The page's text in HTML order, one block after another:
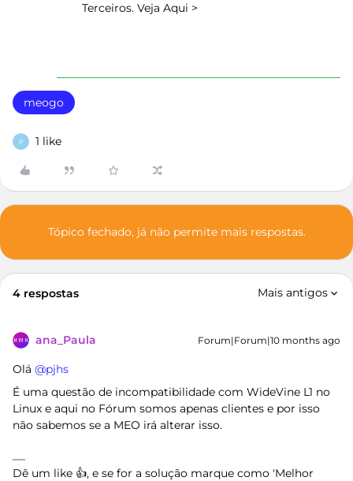
Terceiros. Veja Aqui >
meogo
P 1 like
Tópico fechado, já não permite mais respostas.
4 respostas Mais antigos
ana_Paula Forum|Forum|10 months ago
Olá ​ @pjhs
É uma questão de incompatibilidade com WideVine L1 no
Linux e aqui no Fórum somos apenas clientes e por isso
não sabemos se a MEO irá alterar isso.
Dê um like 👍, e se for a solução marque como 'Melhor